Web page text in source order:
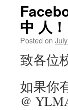
中 人！
Posted on
致各位
如果你
@